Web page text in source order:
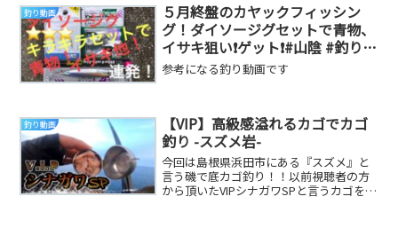
釣り動画
５月終盤のカヤックフィッシン
グ！ダイソージグセットで青物、
イサキ狙い❗️ゲット❗️#山陰 #釣り #
島根半島
参考になる釣り動画です
釣り動画
【VIP】高級感溢れるカゴでカゴ
釣り -スズメ岩-
今回は島根県浜田市にある『スズメ』と
言う磯で底カゴ釣り！！以前視聴者の方
から頂いたVIPシナガワSPと言うカゴを使